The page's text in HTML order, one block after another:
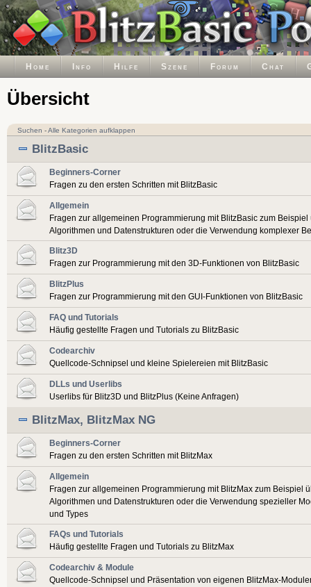
Home Info Hilfe Szene Forum Chat
Übersicht
Suchen -Alle Kategorien aufklappen
BlitzBasic
Beginners-Corner
Fragen zu den ersten Schritten mit BlitzBasic
Allgemein
Fragen zur allgemeinen Programmierung mit BlitzBasic zum Beispiel
Algorithmen und Datenstrukturen oder die Verwendung komplexer
Blitz3D
Fragen zur Programmierung mit den 3D-Funktionen von BlitzBasic
BlitzPlus
Fragen zur Programmierung mit den GUI-Funktionen von BlitzBasic
FAQ und Tutorials
Häufig gestellte Fragen und Tutorials zu BlitzBasic
Codearchiv
Quellcode-Schnipsel und kleine Spielereien mit BlitzBasic
DLLs und Userlibs
Userlibs für Blitz3D und BlitzPlus (Keine Anfragen)
BlitzMax, BlitzMax NG
Beginners-Corner
Fragen zu den ersten Schritten mit BlitzMax
Allgemein
Fragen zur allgemeinen Programmierung mit BlitzMax zum Beispiel
Algorithmen und Datenstrukturen oder die Verwendung spezieller
und Types
FAQs und Tutorials
Häufig gestellte Fragen und Tutorials zu BlitzMax
Codearchiv & Module
Quellcode-Schnipsel und Präsentation von eigenen BlitzMax-